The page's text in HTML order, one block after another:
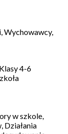
Wychowawcy,
4-6
w szkole,
Działania